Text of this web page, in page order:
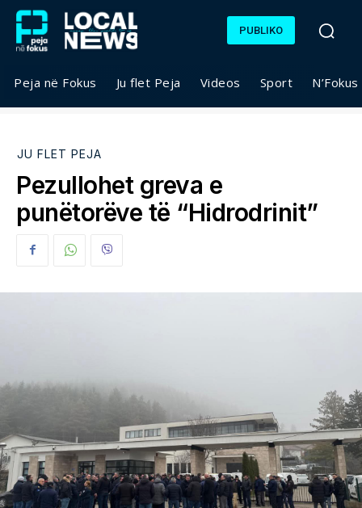
PUBLIKO
Peja në Fokus Ju flet Peja Videos Sport
JU FLET PEJA
Pezullohet greva e
punëtorëve të “Hidrodrinit”